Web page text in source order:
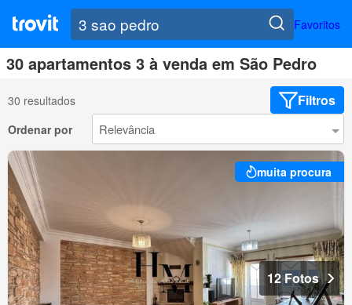
Favoritos
30 apartamentos 3 à venda em São Pedro
30 resultados Filtros
Ordenar por
muita procura
12 Fotos